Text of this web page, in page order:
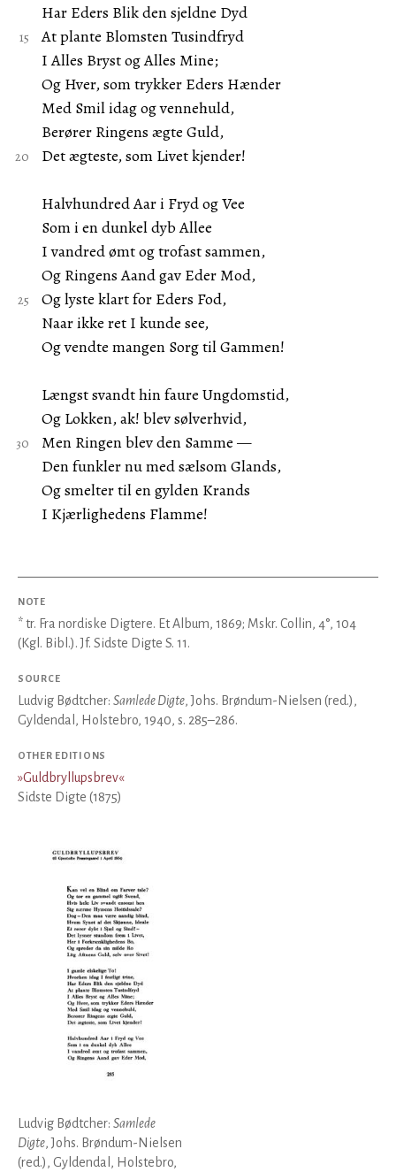
Har Eders Blik den sjeldne Dyd
At plante Blomsten Tusindfryd
I Alles Bryst og Alles Mine;
Og Hver, som trykker Eders Hænder
Med Smil idag og vennehuld,
Berører Ringens ægte Guld,
Det ægteste, som Livet kjender!
Halvhundred Aar i Fryd og Vee
Som i en dunkel dyb Allee
I vandred ømt og trofast sammen,
Og Ringens Aand gav Eder Mod,
Og lyste klart for Eders Fod,
Naar ikke ret I kunde see,
Og vendte mangen Sorg til Gammen!
Længst svandt hin faure Ungdomstid,
Og Lokken, ak! blev sølverhvid,
Men Ringen blev den Samme —
Den funkler nu med sælsom Glands,
Og smelter til en gylden Krands
I Kjærlighedens Flamme!
NOTE
* tr. Fra nordiske Digtere. Et Album, 1869; Mskr. Collin, 4°, 104
(Kgl. Bibl.). Jf. Sidste Digte S. 11.
SOURCE
Ludvig Bødtcher: Samlede Digte, Johs. Brøndum-Nielsen (red.),
Gyldendal, Holstebro, 1940, s. 285–286.
OTHER EDITIONS
»Guldbryllupsbrev«
Sidste Digte (1875)
Ludvig Bødtcher: Samlede
Digte, Johs. Brøndum-Nielsen
(red.), Gyldendal, Holstebro,